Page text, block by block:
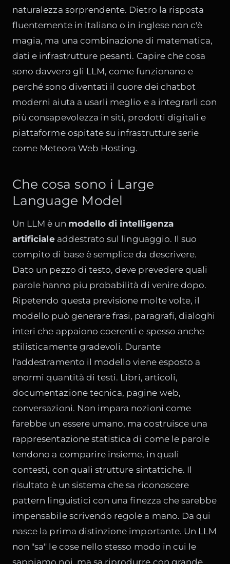
naturalezza sorprendente. Dietro la risposta
fluentemente in italiano o in inglese non c'è
magia, ma una combinazione di matematica,
dati e infrastrutture pesanti. Capire che cosa
sono davvero gli LLM, come funzionano e
perché sono diventati il cuore dei chatbot
moderni aiuta a usarli meglio e a integrarli con
più consapevolezza in siti, prodotti digitali e
piattaforme ospitate su infrastrutture serie
come Meteora Web Hosting.
Che cosa sono i Large
Language Model
Un LLM è un modello di intelligenza
artificialeaddestrato sul linguaggio. Il suo
compito di base è semplice da descrivere.
Dato un pezzo di testo, deve prevedere quali
parole hanno piu probabilità di venire dopo.
Ripetendo questa previsione molte volte, il
modello può generare frasi, paragrafi, dialoghi
interi che appaiono coerenti e spesso anche
stilisticamente gradevoli. Durante
l'addestramento il modello viene esposto a
enormi quantità di testi. Libri, articoli,
documentazione tecnica, pagine web,
conversazioni. Non impara nozioni come
farebbe un essere umano, ma costruisce una
rappresentazione statistica di come le parole
tendono a comparire insieme, in quali
contesti, con quali strutture sintattiche. Il
risultato è un sistema che sa riconoscere
pattern linguistici con una finezza che sarebbe
impensabile scrivendo regole a mano. Da qui
nasce la prima distinzione importante. Un LLM
non "sa" le cose nello stesso modo in cui le
sappiamo noi, ma sa riprodurre con grande